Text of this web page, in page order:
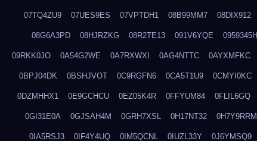
07TQ4ZU9 07UES9ES 07VPTDH1 08B99MM7 08DIX912
08G6A3PD 08HJRZKG 08R2TE13 091V6YQE 0959345H
09RKK0JO 0A54G2WE 0A7RXWXI 0AG4NTTC 0AYXMFKC
0BPJ04DK 0BSHJVOT 0C9RGFN6 0CA5T1U9 0CMYI0KC
0DZMHHX1 0E9GCHCU 0EZ05K4R 0FFYUM84 0FLIL6GQ
0GI31E0A 0GJSAH4M 0GRH7XSL 0H17NT32 0H7Y9RRM
0IA5RSJ3 0IF4Y4UQ 0IM5QCNL 0IUZL33Y 0J6YMSQ9